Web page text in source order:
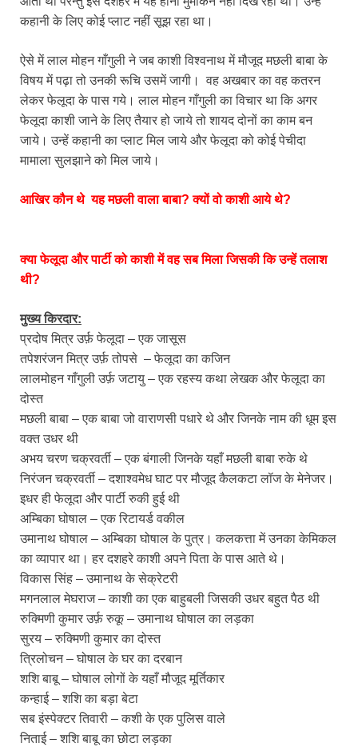
कहानी के लिए कोई प्लाट नहीं सूझ रहा था।
ऐसे में लाल मोहन गाँगुली ने जब काशी विश्वनाथ में मौजूद मछली बाबा के
विषय में पढ़ा तो उनकी रूचि उसमें जागी। वह अखबार का वह कतरन
लेकर फेलूदा के पास गये। लाल मोहन गाँगुली का विचार था कि अगर
फेलूदा काशी जाने के लिए तैयार हो जाये तो शायद दोनों का काम बन
जाये। उन्हें कहानी का प्लाट मिल जाये और फेलूदा को कोई पेचीदा
मामाला सुलझाने को मिल जाये।
आखिर कौन थे यह मछली वाला बाबा? क्यों वो काशी आये थे?
क्या फेलूदा और पार्टी को काशी में वह सब मिला जिसकी कि उन्हें तलाश
थी?
मुख्य किरदार:
प्रदोष मित्र उर्फ़ फेलूदा – एक जासूस
तपेशरंजन मित्र उर्फ़ तोपसे – फेलूदा का कजिन
लालमोहन गाँगुली उर्फ़ जटायु – एक रहस्य कथा लेखक और फेलूदा का
दोस्त
मछली बाबा – एक बाबा जो वाराणसी पधारे थे और जिनके नाम की धूम इस
वक्त उधर थी
अभय चरण चक्रवर्ती – एक बंगाली जिनके यहाँ मछली बाबा रुके थे
निरंजन चक्रवर्ती – दशाश्वमेध घाट पर मौजूद कैलकटा लॉज के मेनेजर।
इधर ही फेलूदा और पार्टी रुकी हुई थी
अम्बिका घोषाल – एक रिटायर्ड वकील
उमानाथ घोषाल – अम्बिका घोषाल के पुत्र। कलकत्ता में उनका केमिकल
का व्यापार था। हर दशहरे काशी अपने पिता के पास आते थे।
विकास सिंह – उमानाथ के सेक्रेटरी
मगनलाल मेघराज – काशी का एक बाहुबली जिसकी उधर बहुत पैठ थी
रुक्मिणी कुमार उर्फ़ रुकू – उमानाथ घोषाल का लड़का
सुरय – रुक्मिणी कुमार का दोस्त
त्रिलोचन – घोषाल के घर का दरबान
शशि बाबू – घोषाल लोगों के यहाँ मौजूद मूर्तिकार
कन्हाई – शशि का बड़ा बेटा
सब इंस्पेक्टर तिवारी – कशी के एक पुलिस वाले
निताई – शशि बाबू का छोटा लड़का